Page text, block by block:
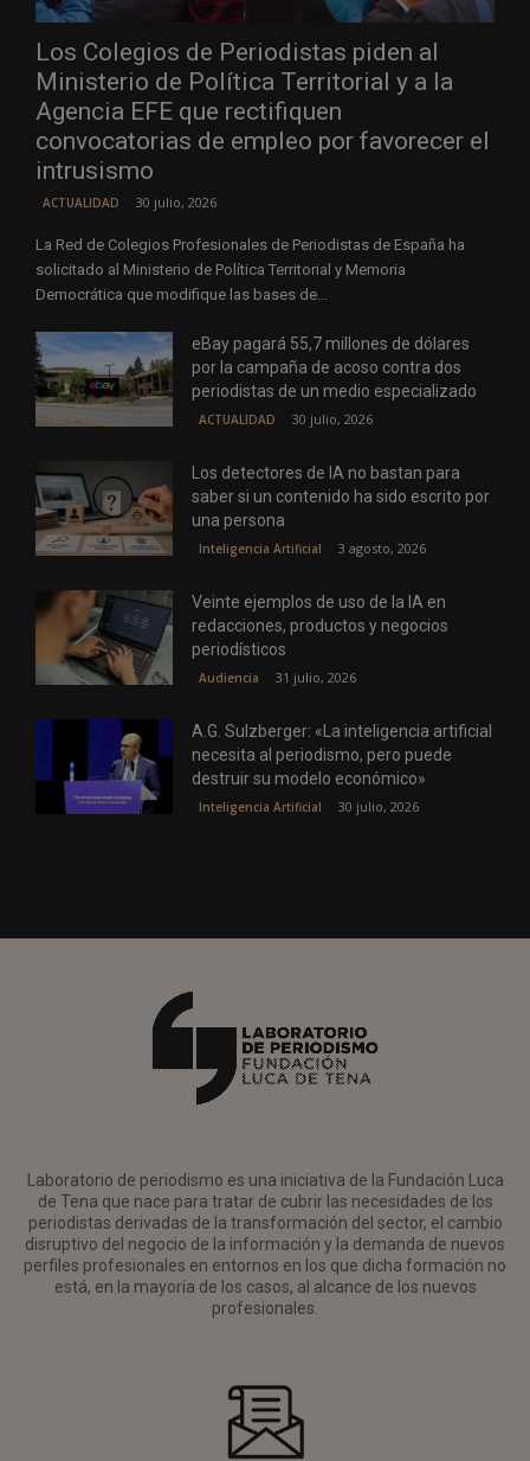
Los Colegios de Periodistas piden al
Ministerio de Política Territorial y a la
Agencia EFE que rectifiquen
convocatorias de empleo por favorecer el
intrusismo
ACTUALIDAD 30 julio, 2026
La Red de Colegios Profesionales de Periodistas de España ha
solicitado al Ministerio de Política Territorial y Memoria
Democrática que modifique las bases de...
eBay pagará 55,7 millones de dólares
por la campaña de acoso contra dos
periodistas de un medio especializado
ACTUALIDAD 30 julio, 2026
Los detectores de IA no bastan para
saber si un contenido ha sido escrito por
una persona
Inteligencia Artificial 3 agosto, 2026
Veinte ejemplos de uso de la IA en
redacciones, productos y negocios
periodísticos
Audiencia 31 julio, 2026
A.G. Sulzberger: «La inteligencia artificial
necesita al periodismo, pero puede
destruir su modelo económico»
Inteligencia Artificial 30 julio, 2026
Laboratorio de periodismo es una iniciativa de la Fundación Luca
de Tena que nace para tratar de cubrir las necesidades de los
periodistas derivadas de la transformación del sector, el cambio
disruptivo del negocio de la información y la demanda de nuevos
perfiles profesionales en entornos en los que dicha formación no
está, en la mayoría de los casos, al alcance de los nuevos
profesionales.